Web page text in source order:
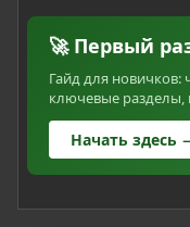
🚀 Первый
Гайд для новичков:
ключевые разделы,
Начать здесь